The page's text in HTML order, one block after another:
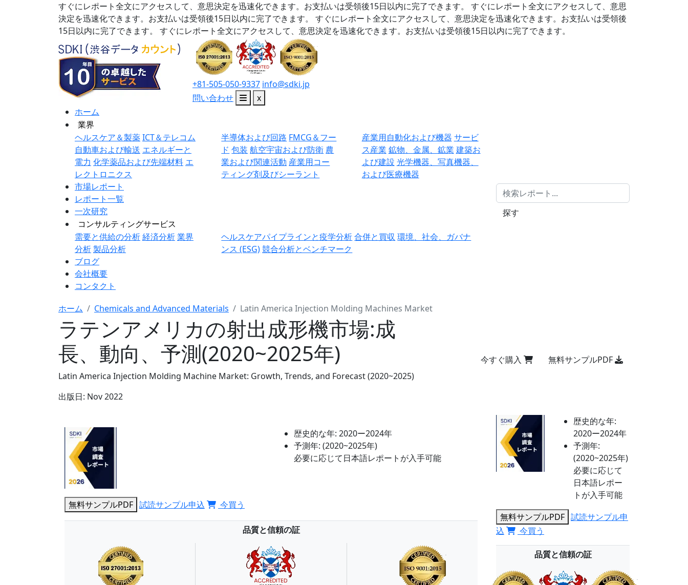
すぐにレポート全文にアクセスして、意思決定を迅速化できます。お支払いは受領後15日以内に完了できます。
すぐにレポート全文にアクセスして、意思
決定を迅速化できます。お支払いは受領後15日以内に完了できます。
すぐにレポート全文にアクセスして、意思決定を迅速化できます。お支払いは受領後
15日以内に完了できます。
すぐにレポート全文にアクセスして、意思決定を迅速化できます。お支払いは受領後15日以内に完了できます。
+81-505-050-9337 info@sdki.jp
問い合わせ
x
ホーム
業界
ヘルスケア＆製薬ICT＆テレコム
自動車および輸送 エネルギーと
電力 化学薬品および先端材料 エ
レクトロニクス
半導体および回路 FMCG＆フー
ド 包装 航空宇宙および防衛 農
業および関連活動 産業用コー
ティング剤及びシーラント
産業用自動化および機器 サービ
ス産業 鉱物、金属、鉱業 建築お
よび建設 光学機器、写真機器、
および医療機器
市場レポート
レポート一覧
一次研究
コンサルティングサービス
需要と供給の分析経済分析業界
分析製品分析
ヘルスケアパイプラインと疫学分析合併と買収 環境、社会、ガバナ
ンス (ESG)競合分析とベンチマーク
ブログ
会社概要
コンタクト
探す
ホーム Chemicals and Advanced Materials Latin America Injection Molding Machines Market
ラテンアメリカの射出成形機市場:成
長、動向、予測(2020~2025年)
Latin America Injection Molding Machine Market: Growth, Trends, and Forecast (2020~2025)
出版日: Nov 2022
今すぐ購入 無料サンプルPDF
歴史的な年: 2020ー2024年
予測年: (2020~2025年)
必要に応じて日本語レポートが入手可能
無料サンプルPDF 試読サンプル申込 今買う
品質と信頼の証
歴史的な年:
2020ー2024年
予測年:
(2020~2025年)
必要に応じて
日本語レポー
トが入手可能
無料サンプルPDF 試読サンプル申
込
今買う
品質と信頼の証